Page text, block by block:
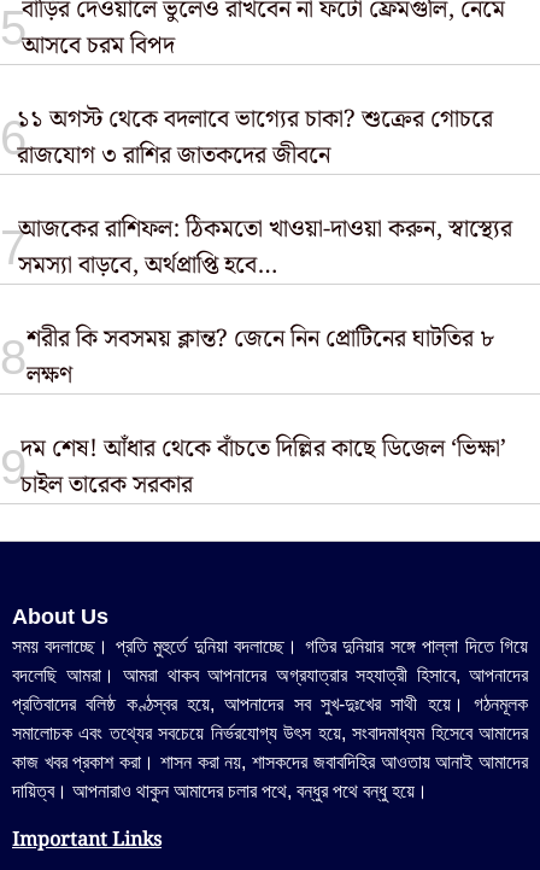
বাড়ির দেওয়ালে ভুলেও রাখবেন না ফটো ফ্রেমগুলি, নেমে
আসবে চরম বিপদ
১১ অগস্ট থেকে বদলাবে ভাগ্যের চাকা? শুক্রের গোচরে
রাজযোগ ৩ রাশির জাতকদের জীবনে
আজকের রাশিফল: ঠিকমতো খাওয়া-দাওয়া করুন, স্বাস্থ্যের
সমস্যা বাড়বে, অর্থপ্রাপ্তি হবে…
শরীর কি সবসময় ক্লান্ত? জেনে নিন প্রোটিনের ঘাটতির ৮
লক্ষণ
দম শেষ! আঁধার থেকে বাঁচতে দিল্লির কাছে ডিজেল ‘ভিক্ষা’
চাইল তারেক সরকার
About Us
সময় বদলাচ্ছে। প্রতি মুহুর্তে দুনিয়া বদলাচ্ছে। গতির দুনিয়ার সঙ্গে পাল্লা দিতে গিয়ে
বদলেছি আমরা। আমরা থাকব আপনাদের অগ্রযাত্রার সহযাত্রী হিসাবে, আপনাদের
প্রতিবাদের বলিষ্ঠ কণ্ঠস্বর হয়ে, আপনাদের সব সুখ-দুঃখের সাথী হয়ে। গঠনমূলক
সমালোচক এবং তথ্যের সবচেয়ে নির্ভরযোগ্য উ‍ৎস হয়ে, সংবাদমাধ্যম হিসেবে আমাদের
কাজ খবর প্রকাশ করা। শাসন করা নয়, শাসকদের জবাবদিহির আওতায় আনাই আমাদের
দায়িত্ব। আপনারাও থাকুন আমাদের চলার পথে, বন্ধুর পথে বন্ধু হয়ে।
Important Links